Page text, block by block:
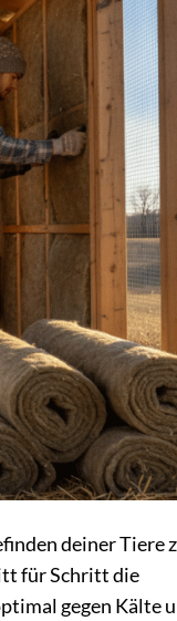
deiner Tiere
für Schritt die
gegen Kälte